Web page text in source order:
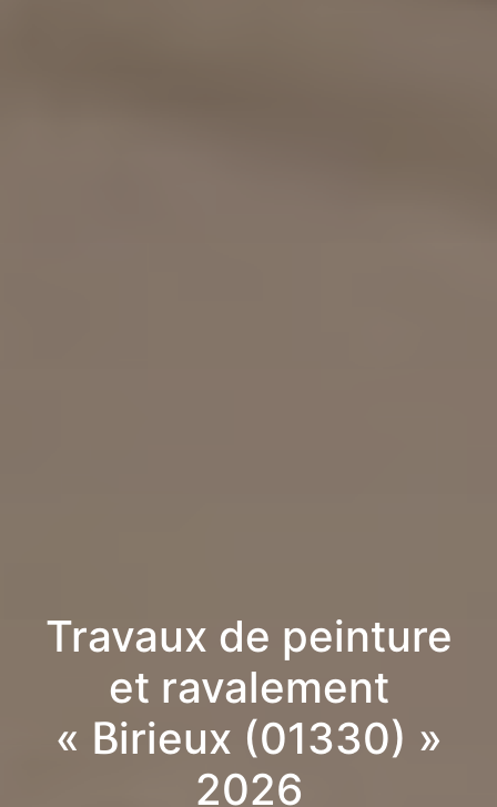
Travaux de peinture
et ravalement
« Birieux (01330) »
2026